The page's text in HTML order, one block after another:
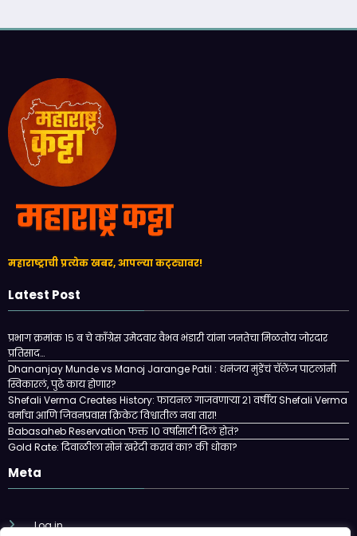
महाराष्ट्राची प्रत्येक खबर, आपल्या कट्ट्यावर!
Latest Post
प्रभाग क्रमांक १५ ब चे काँग्रेस उमेदवार वैभव भंडारी यांना जनतेचा मिळतोय जोरदार
प्रतिसाद…
Dhananjay Munde vs Manoj Jarange Patil : धनंजय मुंडेंचं चॅलेंज पाटलांनी
स्विकारलं, पुढे काय होणार?
Shefali Verma Creates History: फायनल गाजवणाऱ्या २१ वर्षीय Shefali Verma
वर्माचा आणि जिवनप्रवास क्रिकेट विश्वातील नवा तारा!
Babasaheb Reservation फक्त 10 वर्षासाठी दिलं होतं?
Gold Rate: दिवाळीला सोनं खरेदी करावं का? की धोका?
Meta
Log in